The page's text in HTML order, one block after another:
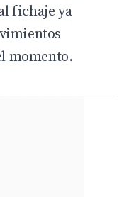
fichaje ya
momento.